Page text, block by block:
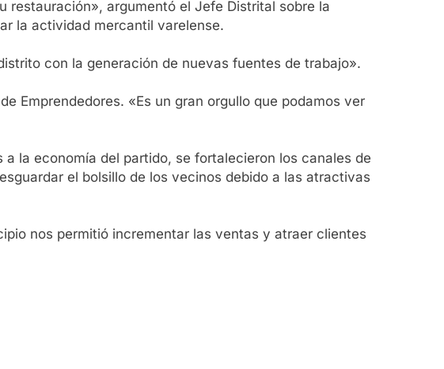
restauración», argumentó el Jefe Distrital sobre la
la actividad mercantil varelense.
con la generación de nuevas fuentes de trabajo».
Emprendedores. «Es un gran orgullo que podamos ver
la economía del partido, se fortalecieron los canales de
el bolsillo de los vecinos debido a las atractivas
nos permitió incrementar las ventas y atraer clientes